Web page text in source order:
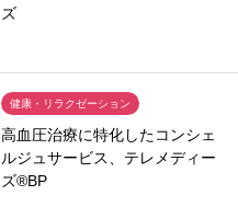
ズ
健康・リラクゼーション
高血圧治療に特化したコンシェ
ルジュサービス、テレメディー
ズ®BP